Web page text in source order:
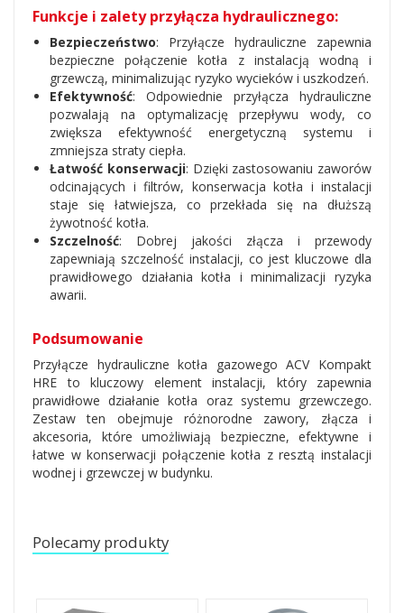
Funkcje i zalety przyłącza hydraulicznego:
Bezpieczeństwo: Przyłącze hydrauliczne zapewnia
bezpieczne połączenie kotła z instalacją wodną i
grzewczą, minimalizując ryzyko wycieków i uszkodzeń.
Efektywność: Odpowiednie przyłącza hydrauliczne
pozwalają na optymalizację przepływu wody, co
zwiększa efektywność energetyczną systemu i
zmniejsza straty ciepła.
Łatwość konserwacji: Dzięki zastosowaniu zaworów
odcinających i filtrów, konserwacja kotła i instalacji
staje się łatwiejsza, co przekłada się na dłuższą
żywotność kotła.
Szczelność: Dobrej jakości złącza i przewody
zapewniają szczelność instalacji, co jest kluczowe dla
prawidłowego działania kotła i minimalizacji ryzyka
awarii.
Podsumowanie
Przyłącze hydrauliczne kotła gazowego ACV Kompakt
HRE to kluczowy element instalacji, który zapewnia
prawidłowe działanie kotła oraz systemu grzewczego.
Zestaw ten obejmuje różnorodne zawory, złącza i
akcesoria, które umożliwiają bezpieczne, efektywne i
łatwe w konserwacji połączenie kotła z resztą instalacji
wodnej i grzewczej w budynku.
Polecamy produkty